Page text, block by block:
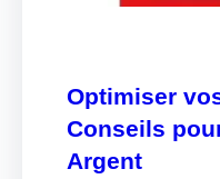
Optimiser
Conseils
Argent